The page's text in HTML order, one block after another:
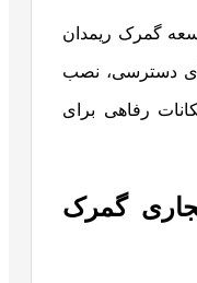
توسعه گمرک ریمدان
دسترسی، نصب
رفاهی برای
گمرک